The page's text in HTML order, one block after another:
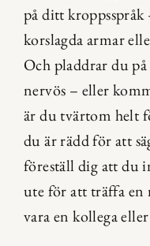
på ditt kroppsspråk
korslagda armar
Och pladdrar du
nervös – eller
är du tvärtom helt
du är rädd för att
föreställ dig att du
ute för att träffa en
vara en kollega